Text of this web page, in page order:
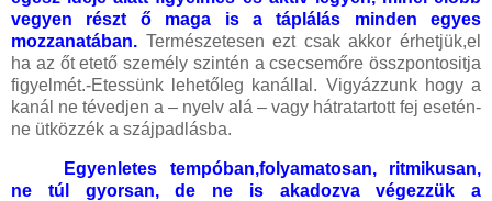
vegyen részt ő maga is a táplálás minden egyes
mozzanatában. Természetesen ezt csak akkor érhetjük,el
ha az őt etető személy szintén a csecsemőre összpontositja
figyelmét.-Etessünk lehetőleg kanállal. Vigyázzunk hogy a
kanál ne tévedjen a – nyelv alá – vagy hátratartott fej esetén-
ne ütközzék a szájpadlásba.
Egyenletes tempóban,folyamatosan, ritmikusan,
ne túl gyorsan, de ne is akadozva végezzük a